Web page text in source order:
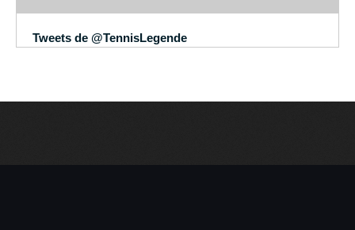
Tweets de @TennisLegende